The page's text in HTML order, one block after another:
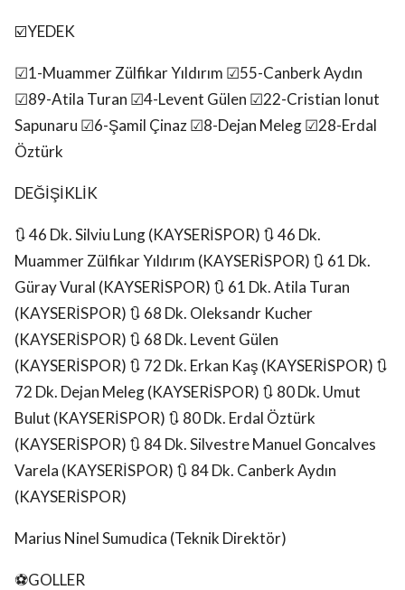
☑️YEDEK
☑1-Muammer Zülfikar Yıldırım ☑55-Canberk Aydın
☑89-Atila Turan ☑4-Levent Gülen ☑22-Cristian Ionut
Sapunaru ☑6-Şamil Çinaz ☑8-Dejan Meleg ☑28-Erdal
Öztürk
DEĞİŞİKLİK
🔃 46 Dk. Silviu Lung (KAYSERİSPOR) 🔃 46 Dk.
Muammer Zülfikar Yıldırım (KAYSERİSPOR) 🔃 61 Dk.
Güray Vural (KAYSERİSPOR) 🔃 61 Dk. Atila Turan
(KAYSERİSPOR) 🔃 68 Dk. Oleksandr Kucher
(KAYSERİSPOR) 🔃 68 Dk. Levent Gülen
(KAYSERİSPOR) 🔃 72 Dk. Erkan Kaş (KAYSERİSPOR) 🔃
72 Dk. Dejan Meleg (KAYSERİSPOR) 🔃 80 Dk. Umut
Bulut (KAYSERİSPOR) 🔃 80 Dk. Erdal Öztürk
(KAYSERİSPOR) 🔃 84 Dk. Silvestre Manuel Goncalves
Varela (KAYSERİSPOR) 🔃 84 Dk. Canberk Aydın
(KAYSERİSPOR)
Marius Ninel Sumudica (Teknik Direktör)
⚽GOLLER